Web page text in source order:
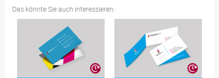
Das könnte Sie auch interessieren: